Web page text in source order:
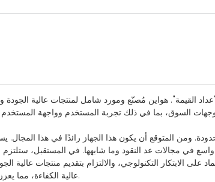
القيمة". هواين مُصنّع ومورد شامل لمنتجات عالية الجودة
السوق، بما في ذلك تجربة المستخدم وواجهة المستخدم
ومن المتوقع أن يكون هذا الجهاز رائدًا في هذا المجال.
في مجالات عد النقود وما شابهها. في المستقبل، ستلتزم
على الابتكار التكنولوجي، والالتزام بتقديم منتجات عالية
عالية الكفاءة، مما يعزز نمو الشركة الاقتصادي المتسارع.